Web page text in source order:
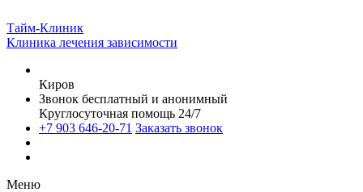
Тайм-Клиник
Клиника лечения зависимости
Киров
Звонок бесплатный и анонимный
Круглосуточная помощь 24/7
+7 903 646-20-71 Заказать звонок
Меню